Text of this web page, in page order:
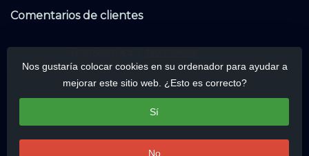
Comentarios de clientes
Nos gustaría colocar cookies en su ordenador para ayudar a
mejorar este sitio web. ¿Esto es correcto?
Sí
No